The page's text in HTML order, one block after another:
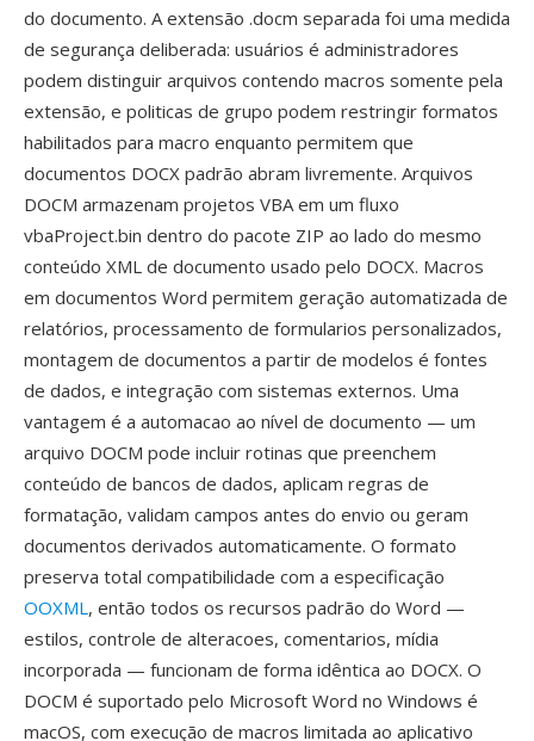
do documento. A extensão .docm separada foi uma medida
de segurança deliberada: usuários é administradores
podem distinguir arquivos contendo macros somente pela
extensão, e politicas de grupo podem restringir formatos
habilitados para macro enquanto permitem que
documentos DOCX padrão abram livremente. Arquivos
DOCM armazenam projetos VBA em um fluxo
vbaProject.bin dentro do pacote ZIP ao lado do mesmo
conteúdo XML de documento usado pelo DOCX. Macros
em documentos Word permitem geração automatizada de
relatórios, processamento de formularios personalizados,
montagem de documentos a partir de modelos é fontes
de dados, e integração com sistemas externos. Uma
vantagem é a automacao ao nível de documento — um
arquivo DOCM pode incluir rotinas que preenchem
conteúdo de bancos de dados, aplicam regras de
formatação, validam campos antes do envio ou geram
documentos derivados automaticamente. O formato
preserva total compatibilidade com a especificação
OOXML, então todos os recursos padrão do Word —
estilos, controle de alteracoes, comentarios, mídia
incorporada — funcionam de forma idêntica ao DOCX. O
DOCM é suportado pelo Microsoft Word no Windows é
macOS, com execução de macros limitada ao aplicativo